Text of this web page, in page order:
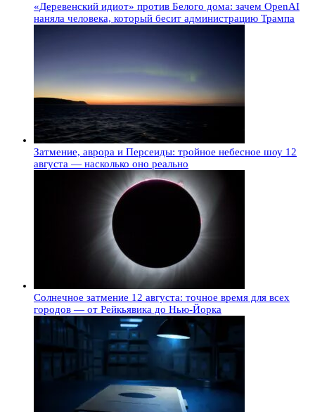
«Деревенский идиот» против Белого дома: зачем OpenAI
наняла человека, который бесит администрацию Трампа
Затмение, аврора и Персеиды: тройное небесное шоу 12
августа — насколько оно реально
Солнечное затмение 12 августа: точное время для всех
городов — от Рейкьявика до Нью-Йорка